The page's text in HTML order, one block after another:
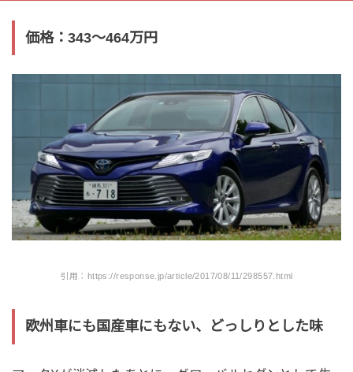
価格：343〜464万円
引用：https://response.jp/article/2017/08/11/298557.html
欧州車にも国産車にもない、どっしりとした味